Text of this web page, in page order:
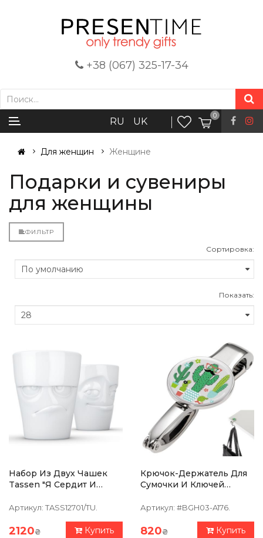
+38 (067) 325-17-34
RU UK
0
Для женщин Женщине
Подарки и сувениры
для женщины
ФИЛЬТР
Сортировка:
Показать:
Набор Из Двух Чашек
Tassen "Я Сердит И
Фарфор
Артикул: TASS12701/TU.
2120₴ Купить
Крючок-Держатель Для
Сумочки И Ключей
Артикул: #BGH03-A176.
820₴ Купить